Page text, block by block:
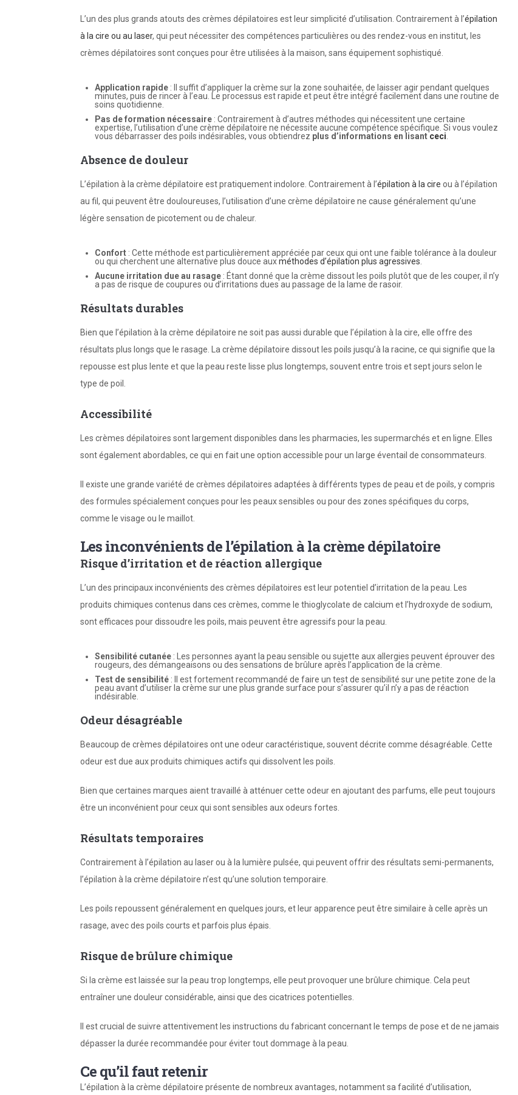
L’un des plus grands atouts des crèmes dépilatoires est leur simplicité d’utilisation. Contrairement à l’épilation
à la cire ou au laser, qui peut nécessiter des compétences particulières ou des rendez-vous en institut, les
crèmes dépilatoires sont conçues pour être utilisées à la maison, sans équipement sophistiqué.
Application rapide : Il suffit d’appliquer la crème sur la zone souhaitée, de laisser agir pendant quelques
minutes, puis de rincer à l’eau. Le processus est rapide et peut être intégré facilement dans une routine de
soins quotidienne.
Pas de formation nécessaire : Contrairement à d’autres méthodes qui nécessitent une certaine
expertise, l’utilisation d’une crème dépilatoire ne nécessite aucune compétence spécifique. Si vous voulez
vous débarrasserdes poils indésirables, vous obtiendrez plus d’informations en lisant ceci
Absence de douleur
L’épilation à la crème dépilatoire est pratiquement indolore. Contrairement à l’épilation à la cire ou à l’épilation
au fil, qui peuvent être douloureuses, l’utilisation d’une crème dépilatoire ne cause généralement qu’une
légère sensation de picotement ou de chaleur.
Confort : Cette méthode est particulièrement appréciée par ceux qui ont une faible tolérance à la douleur
ou qui cherchent une alternative plus douce auxméthodes d’épilation plus agressives
Aucune irritation due au rasage : Étant donné que la crème dissout les poils plutôt que de les couper, il n’y
a pas de risque de coupures ou d’irritations dues au passage de la lame de rasoir.
Résultats durables
Bien que l’épilation à la crème dépilatoire ne soit pas aussi durable que l’épilation à la cire, elle offre des
résultats plus longs que le rasage. La crème dépilatoire dissout les poils jusqu’à la racine, ce qui signifie que la
repousse est plus lente et que la peau reste lisse plus longtemps, souvent entre trois et sept jours selon le
type de poil.
Accessibilité
Les crèmes dépilatoires sont largement disponibles dans les pharmacies, les supermarchés et en ligne. Elles
sont également abordables, ce qui en fait une option accessible pour un large éventail de consommateurs.
Il existe une grande variété de crèmes dépilatoires adaptées à différents types de peau et de poils, y compris
des formules spécialement conçues pour les peaux sensibles ou pour des zones spécifiques du corps,
comme le visage ou le maillot.
Les inconvénients de l’épilation à la crème dépilatoire
Risque d’irritation et de réaction allergique
L’un des principaux inconvénients des crèmes dépilatoires est leur potentiel d’irritation de la peau. Les
produits chimiques contenus dans ces crèmes, comme le thioglycolate de calcium et l’hydroxyde de sodium,
sont efficaces pour dissoudre les poils, mais peuvent être agressifs pour la peau.
Sensibilité cutanée : Les personnes ayant la peau sensible ou sujette aux allergies peuvent éprouver des
rougeurs, des démangeaisons ou des sensations de brûlure après l’application de la crème.
Test de sensibilité : Il est fortement recommandé de faire un test de sensibilité sur une petite zone de la
peau avant d’utiliser la crème sur une plus grande surface pour s’assurer qu’il n’y a pas de réaction
indésirable.
Odeur désagréable
Beaucoup de crèmes dépilatoires ont une odeur caractéristique, souvent décrite comme désagréable. Cette
odeur est due aux produits chimiques actifs qui dissolvent les poils.
Bien que certaines marques aient travaillé à atténuer cette odeur en ajoutant des parfums, elle peut toujours
être un inconvénient pour ceux qui sont sensibles aux odeurs fortes.
Résultats temporaires
Contrairement à l’épilation au laser ou à la lumière pulsée, qui peuvent offrir des résultats semi-permanents,
l’épilation à la crème dépilatoire n’est qu’une solution temporaire.
Les poils repoussent généralement en quelques jours, et leur apparence peut être similaire à celle après un
rasage, avec des poils courts et parfois plus épais.
Risque de brûlure chimique
Si la crème est laissée sur la peau trop longtemps, elle peut provoquer une brûlure chimique. Cela peut
entraîner une douleur considérable, ainsi que des cicatrices potentielles.
Il est crucial de suivre attentivement les instructions du fabricant concernant le temps de pose et de ne jamais
dépasser la durée recommandée pour éviter tout dommage à la peau.
Ce qu’il faut retenir
L’épilation à la crème dépilatoire présente de nombreux avantages, notamment sa facilité d’utilisation,